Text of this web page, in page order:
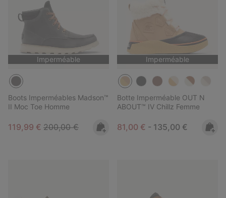
Imperméable
Boots Imperméables Madson™
II Moc Toe Homme
Sale price:
119,99 € Regular price:
200,00 €
Imperméable
Botte Imperméable OUT N
ABOUT™ IV Chillz Femme
Minimum sale price:
81,00 € - Maximum price:
135,00 €